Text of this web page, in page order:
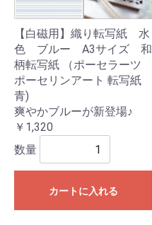
【白磁用】織り転写紙 水
色 ブルー A3サイズ 和
柄転写紙 （ポーセラーツ
ポーセリンアート 転写紙
青)
爽やかブルーが新登場♪
￥1,320
数量
カートに入れる